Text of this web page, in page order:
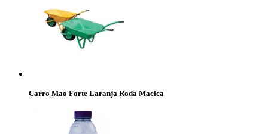
Carro Mao Forte Laranja Roda Macica